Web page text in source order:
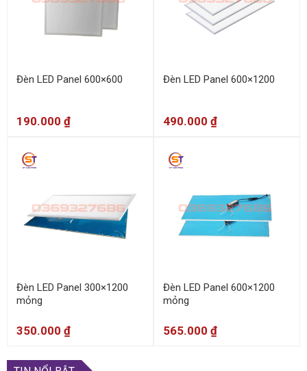
Đèn LED Panel 600×600
190.000 ₫
Đèn LED Panel 600×1200
490.000 ₫
Đèn LED Panel 300×1200
mỏng
350.000 ₫
Đèn LED Panel 600×1200
mỏng
565.000 ₫